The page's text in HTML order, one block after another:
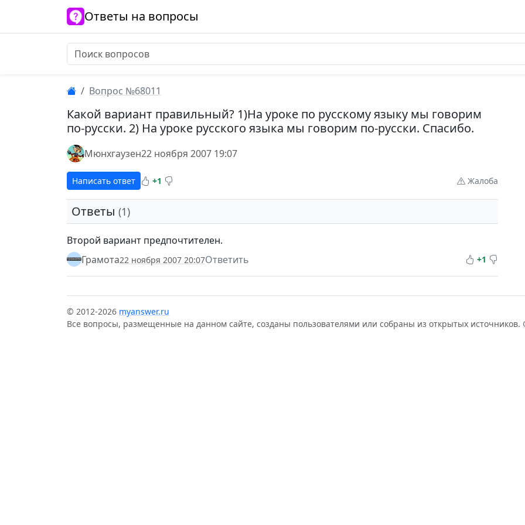
Ответы на вопросы
Вопрос №68011
Какой вариант правильный? 1)На уроке по русскому языку мы говорим
по-русски. 2) На уроке русского языка мы говорим по-русски. Спасибо.
Мюнхгаузен22 ноября 2007 19:07
Написать ответ +1 Жалоба
Ответы (1)
Второй вариант предпочтителен.
Грамота22 ноября 2007 20:07Ответить +1
© 2012-2026 myanswer.ru
Все вопросы, размещенные на данном сайте, созданы пользователями или собраны из открытых источников.